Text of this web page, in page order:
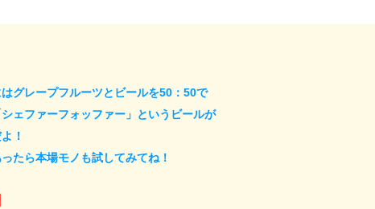
はグレープフルーツとビールを50：50で
ェファーフォッファー」というビールが
！
たら本場モノも試してみてね！